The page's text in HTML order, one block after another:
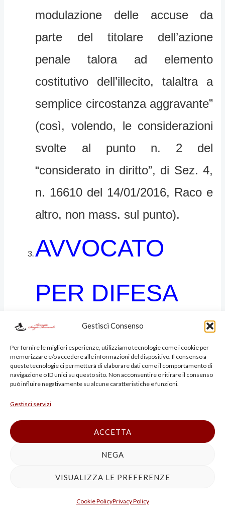
Gestisci Consenso
Per fornire le migliori esperienze, utilizziamo tecnologie come i cookie per
memorizzare e/o accedere alle informazioni del dispositivo. Il consenso a
queste tecnologie ci permetterà di elaborare dati come il comportamento di
navigazione o ID unici su questo sito. Non acconsentire o ritirare il consenso
può influire negativamente su alcune caratteristiche e funzioni.
Gestisci servizi
ACCETTA
NEGA
VISUALIZZA LE PREFERENZE
Cookie PolicyPrivacy Policy
modulazione delle accuse da
parte del titolare dell’azione
penale talora ad elemento
costitutivo dell’illecito, talaltra a
semplice circostanza aggravante”
(così, volendo, le considerazioni
svolte al punto n. 2 del
“considerato in diritto”, di Sez. 4,
n. 16610 del 14/01/2016, Raco e
altro, non mass. sul punto).
AVVOCATO
PER DIFESA
VITTIME E
IMPUTATI
OMICIDIO
STRADALE